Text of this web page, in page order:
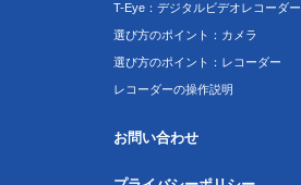
T-Eye：デジタルビデオレコーダー
選び方のポイント：カメラ
選び方のポイント：レコーダー
レコーダーの操作説明
お問い合わせ